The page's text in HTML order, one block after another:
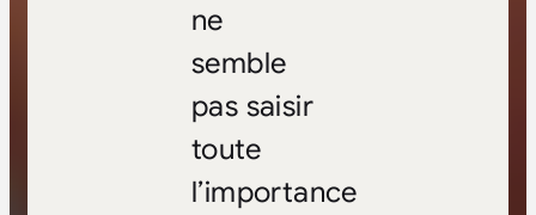
ne
semble
pas saisir
toute
l’importance